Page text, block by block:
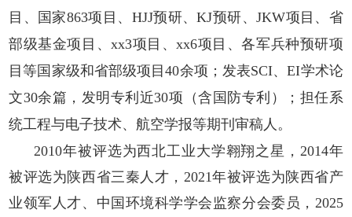
目、国家863项目、HJJ预研、KJ预研、JKW项目、省
部级基金项目、xx3项目、xx6项目、各军兵种预研项
目等国家级和省部级项目40余项；发表SCI、EI学术论
文30余篇，发明专利近30项（含国防专利）；担任系
统工程与电子技术、航空学报等期刊审稿人。
2010年被评选为西北工业大学翱翔之星，2014年
被评选为陕西省三秦人才，2021年被评选为陕西省产
业领军人才、中国环境科学学会监察分会委员，2025